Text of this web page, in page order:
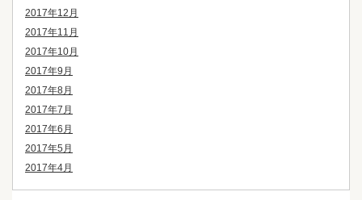
2017年12月
2017年11月
2017年10月
2017年9月
2017年8月
2017年7月
2017年6月
2017年5月
2017年4月